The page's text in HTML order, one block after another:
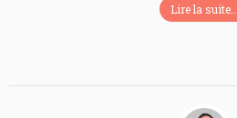
Lire la suite...